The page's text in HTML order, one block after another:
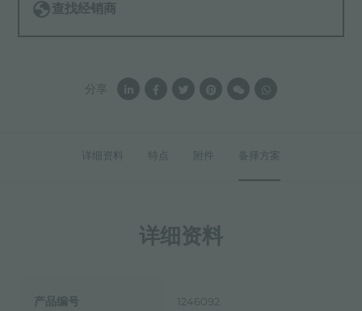
详细资料 特点 附件 备择方案
详细资料
产品编号 1246092
查找经销商
分享